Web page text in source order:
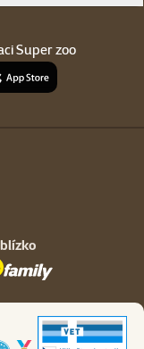
Super zoo